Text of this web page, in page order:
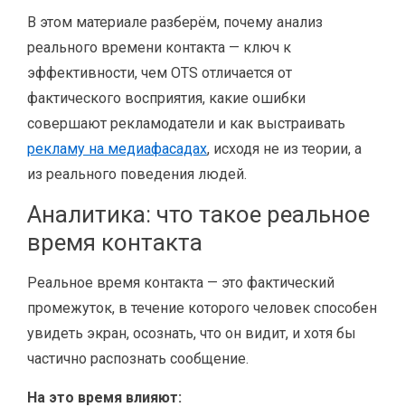
В этом материале разберём, почему анализ
реального времени контакта — ключ к
эффективности, чем OTS отличается от
фактического восприятия, какие ошибки
совершают рекламодатели и как выстраивать
рекламу на медиафасадах, исходя не из теории, а
из реального поведения людей.
Аналитика: что такое реальное
время контакта
Реальное время контакта — это фактический
промежуток, в течение которого человек способен
увидеть экран, осознать, что он видит, и хотя бы
частично распознать сообщение.
На это время влияют: